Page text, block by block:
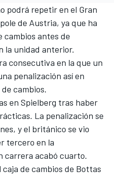
podrá repetir en el Gran
de Austria, ya que ha
cambios antes de
la unidad anterior.
consecutiva en la que un
penalización así en
cambios.
en Spielberg tras haber
La penalización se
y el británico se vio
tercero en la
carrera acabó cuarto.
de cambios de Bottas